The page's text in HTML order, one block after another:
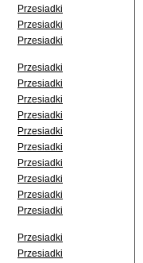
Przesiadki
Przesiadki
Przesiadki
Przesiadki
Przesiadki
Przesiadki
Przesiadki
Przesiadki
Przesiadki
Przesiadki
Przesiadki
Przesiadki
Przesiadki
Przesiadki
Przesiadki